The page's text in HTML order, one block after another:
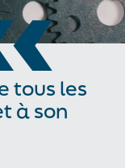
tous les
à son